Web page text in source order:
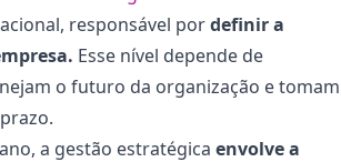
responsável pordefinir a
Esse nível depende de
o futuro da organização e tomam
a gestão estratégica envolve a